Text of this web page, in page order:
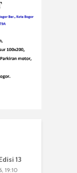
13
19:10